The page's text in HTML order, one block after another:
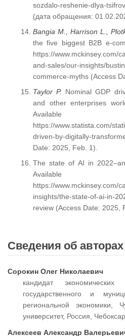
sozdalo-reshenie-dlya-
(дата обращения:
Bangia M., Harrison L.,
the five biggest B2B e-
https://www.mckinsey.com/
and-sales/our-insights/
commerce-myths (Access
Taylor P. Nominal GDP
and other enterprises
https://www.statista.com/
driven-by-digitally-
Date: 2025, Feb. 1).
The state of AI in
https://www.mckinsey.com/
insights/the-state-of-ai-in-
review (Access Date: 2025,
Сведения об авторах
Сорокин Олег Николаевич
кандидат
государственного и
региональной экономики,
университет, Россия,
Алексеев Александр